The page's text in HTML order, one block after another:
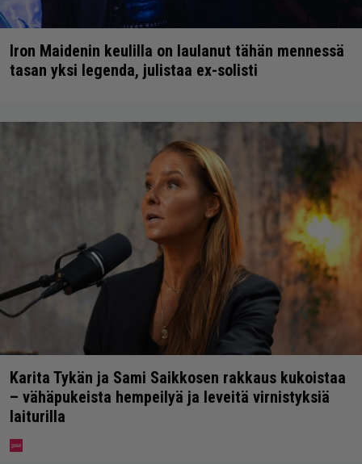
Iron Maidenin keulilla on laulanut tähän mennessä
tasan yksi legenda, julistaa ex-solisti
Karita Tykän ja Sami Saikkosen rakkaus kukoistaa
– vähäpukeista hempeilyä ja leveitä virnistyksiä
laiturilla